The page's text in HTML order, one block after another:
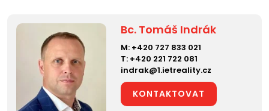
Bc. Tomáš Indrák
M: +420 727 833 021
T: +420 221 722 081
indrak@1.ietreality.cz
KONTAKTOVAT